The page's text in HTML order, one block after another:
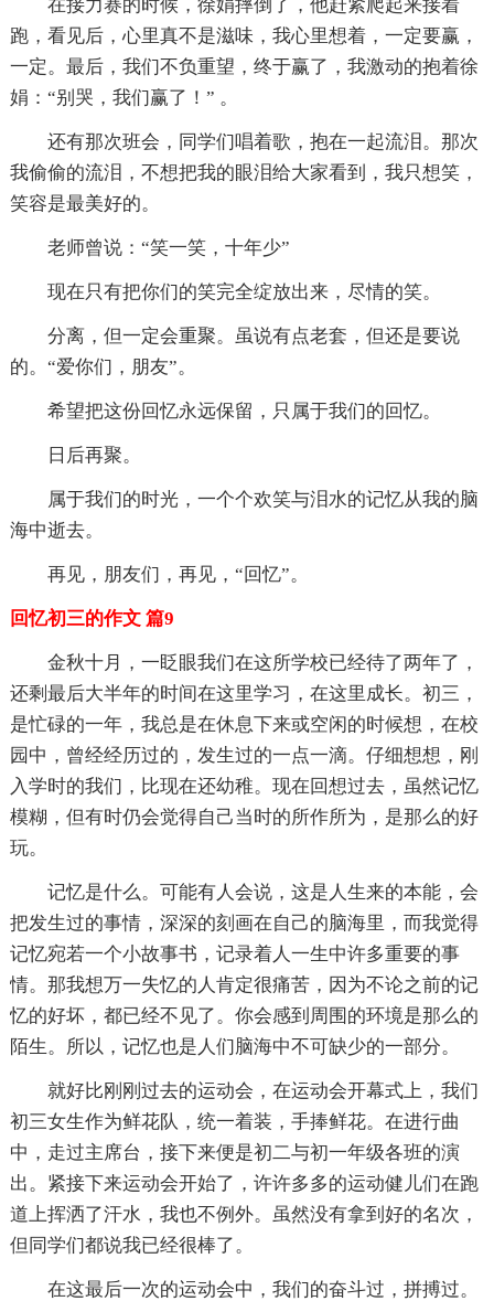
在接力赛的时候，徐娟摔倒了，他赶紧爬起来接着
跑，看见后，心里真不是滋味，我心里想着，一定要赢，
一定。最后，我们不负重望，终于赢了，我激动的抱着徐
娟：“别哭，我们赢了！” 。
还有那次班会，同学们唱着歌，抱在一起流泪。那次
我偷偷的流泪，不想把我的眼泪给大家看到，我只想笑，
笑容是最美好的。
老师曾说：“笑一笑，十年少”
现在只有把你们的笑完全绽放出来，尽情的笑。
分离，但一定会重聚。虽说有点老套，但还是要说
的。“爱你们，朋友”。
希望把这份回忆永远保留，只属于我们的回忆。
日后再聚。
属于我们的时光，一个个欢笑与泪水的记忆从我的脑
海中逝去。
再见，朋友们，再见，“回忆”。
回忆初三的作文 篇9
金秋十月，一眨眼我们在这所学校已经待了两年了，
还剩最后大半年的时间在这里学习，在这里成长。初三，
是忙碌的一年，我总是在休息下来或空闲的时候想，在校
园中，曾经经历过的，发生过的一点一滴。仔细想想，刚
入学时的我们，比现在还幼稚。现在回想过去，虽然记忆
模糊，但有时仍会觉得自己当时的所作所为，是那么的好
玩。
记忆是什么。可能有人会说，这是人生来的本能，会
把发生过的事情，深深的刻画在自己的脑海里，而我觉得
记忆宛若一个小故事书，记录着人一生中许多重要的事
情。那我想万一失忆的人肯定很痛苦，因为不论之前的记
忆的好坏，都已经不见了。你会感到周围的环境是那么的
陌生。所以，记忆也是人们脑海中不可缺少的一部分。
就好比刚刚过去的运动会，在运动会开幕式上，我们
初三女生作为鲜花队，统一着装，手捧鲜花。在进行曲
中，走过主席台，接下来便是初二与初一年级各班的演
出。紧接下来运动会开始了，许许多多的运动健儿们在跑
道上挥洒了汗水，我也不例外。虽然没有拿到好的名次，
但同学们都说我已经很棒了。
在这最后一次的运动会中，我们的奋斗过，拼搏过。